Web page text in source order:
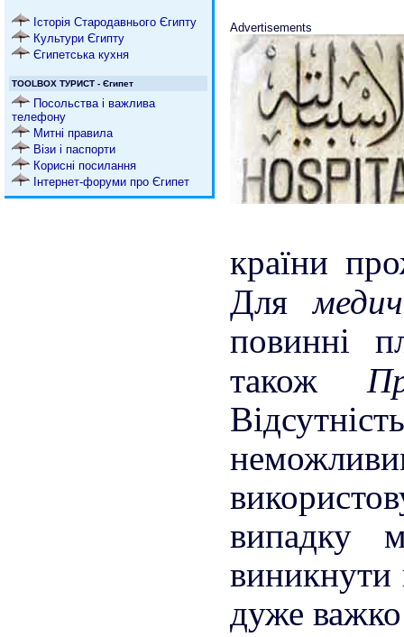
Історія Стародавнього Єгипту
Культури Єгипту
Єгипетська кухня
TOOLBOX ТУРИСТ - Єгипет
Посольства і важлива
телефону
Митні правила
Візи і паспорти
Корисні посилання
Інтернет-форуми про Єгипет
Advertisements
країни
Для
повинні
також
випадку
виникнути
дуже